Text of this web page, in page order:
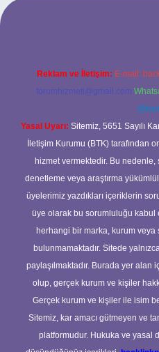
Reklam ve İletişim: E-mail:
forumhizmeti@gmail.com
Yasal Uyarı: Sitemiz, 5651 Sayılı
İletişim Kurumu (BTK) tarafından
hizmet vermektedir. Bu
denetleme veya araştırma
üyelerimiz yazdıkları içeriklerin
üye olarak bu sorumluluğu kabul
herhangi bir marka, kurum veya
bulunmamaktadır. Sitede
paylaşılmaktadır. Burada yer alan
olup, gerçek kurum ve kişiler
Gerçek kurum ve kişiler ile isim
Sitemiz, kar amacı gütmeyen ve
platformudur. Hukuka ve yasal